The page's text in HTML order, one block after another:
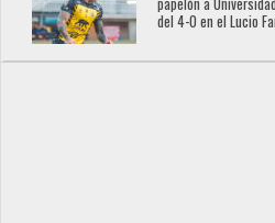
del 4-0 en el Lucio